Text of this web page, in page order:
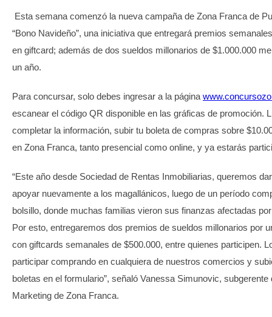
Esta semana comenzó la nueva campaña de Zona Franca de
“Bono Navideño”, una iniciativa que entregará premios
en giftcard; además de dos sueldos millonarios de $1.000.000
un año.
Para concursar, solo debes ingresar a la página
escanear el código QR disponible en las gráficas de promoción.
completar la información, subir tu boleta de compras sobre
en Zona Franca, tanto presencial como online, y ya estarás
“Este año desde Sociedad de Rentas Inmobiliarias, queremos
apoyar nuevamente a los magallánicos, luego de un período
bolsillo, donde muchas familias vieron sus finanzas afectadas
Por esto, entregaremos dos premios de sueldos millonarios por
con giftcards semanales de $500.000, entre quienes participen.
participar comprando en cualquiera de nuestros comercios y
boletas en el formulario”, señaló Vanessa Simunovic,
Marketing de Zona Franca.